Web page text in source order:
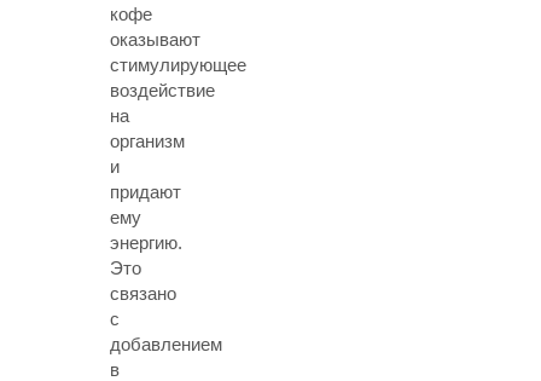
кофе
оказывают
стимулирующее
воздействие
на
организм
и
придают
ему
энергию.
Это
связано
с
добавлением
в